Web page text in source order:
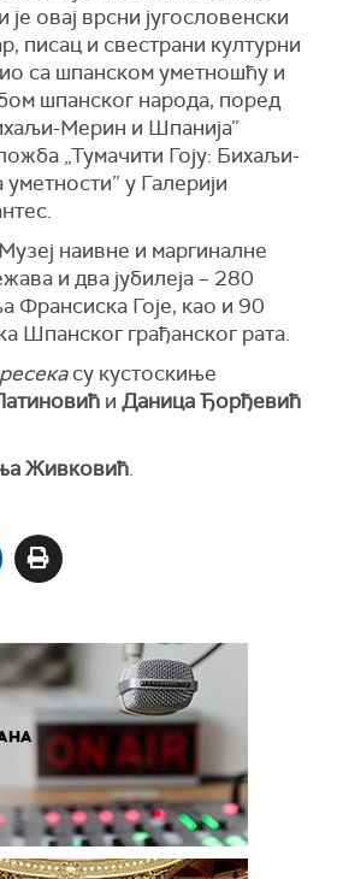
овај врсни југословенски
писац и свестрани културни
са шпанском уметношћу и
шпанског народа, поред
Мерин и Шпанија”
„Тумачити Гоју: Бихаљи-
у Галерији
наивне и маргиналне
и два јубилеја – 280
Франсиска Гоје, као и 90
Шпанског грађанског рата.
су кустоскиње
и Даница Ђорђевић
Живковић.